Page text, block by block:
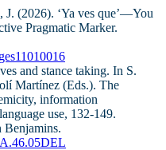
(2026). ‘Ya ves que’—You
Pragmatic Marker.
and stance taking. In S.
Martínez (Eds.). The
information
use, 132-149.
Benjamins.